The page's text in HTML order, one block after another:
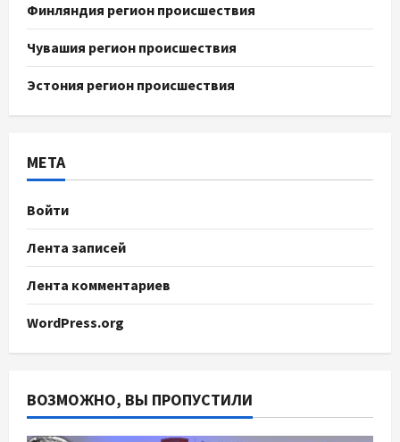
Финляндия регион происшествия
Чувашия регион происшествия
Эстония регион происшествия
МЕТА
Войти
Лента записей
Лента комментариев
WordPress.org
ВОЗМОЖНО, ВЫ ПРОПУСТИЛИ